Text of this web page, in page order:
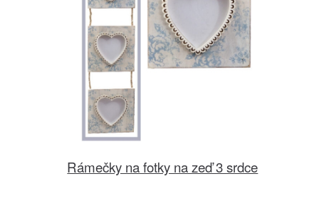
Rámečky na fotky na zeď 3 srdce